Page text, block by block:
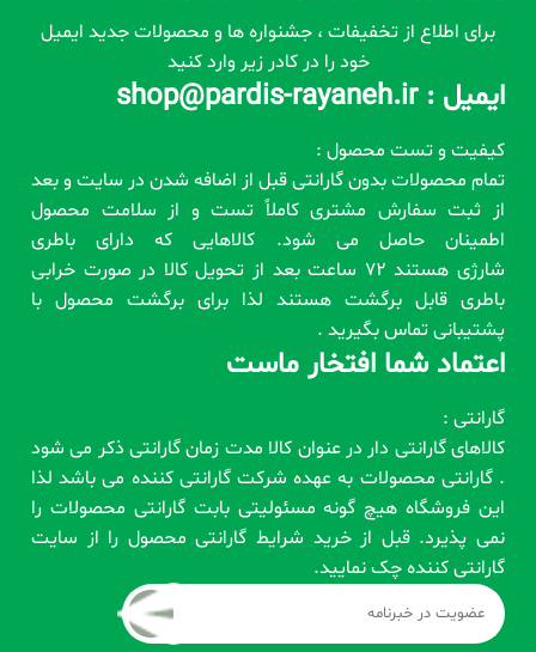
برای اطلاع از تخفیفات ، جشنواره ها و محصولات جدید ایمیل
خود را در کادر زیر وارد کنید
ایمیل : shop@pardis-rayaneh.ir
کیفیت و تست محصول :
تمام محصولات بدون گارانتی قبل از اضافه شدن در سایت و بعد
از ثبت سفارش مشتری کاملاً تست و از سلامت محصول
اطمینان حاصل می شود. کالاهایی که دارای باطری
شارژی هستند 72 ساعت بعد از تحویل کالا در صورت خرابی
باطری قابل برگشت هستند لذا برای برگشت محصول با
پشتیبانی تماس بگیرید .
اعتماد شما افتخار ماست
گارانتی :
کالاهای گارانتی دار در عنوان کالا مدت زمان گارانتی ذکر می شود
. گارانتی محصولات به عهده شرکت گارانتی کننده می باشد لذا
این فروشگاه هیچ گونه مسئولیتی بابت گارانتی محصولات را
نمی پذیرد. قبل از خرید شرایط گارانتی محصول را از سایت
گارانتی کننده چک نمایید.